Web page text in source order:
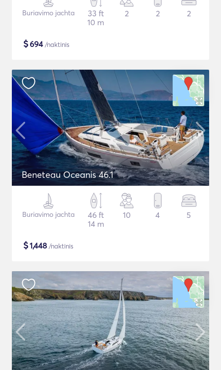
Buriavimo jachta
33 ft
10 m
2 2 2
$694/naktinis
Beneteau Oceanis 46.1
Buriavimo jachta
46 ft
14 m
10 4 5
$1,448 /naktinis